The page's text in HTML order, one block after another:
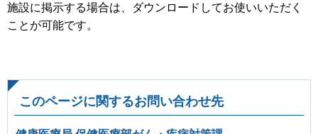
施設に掲示する場合は、ダウンロードしてお使いいただく
ことが可能です。
このページに関するお問い合わせ先